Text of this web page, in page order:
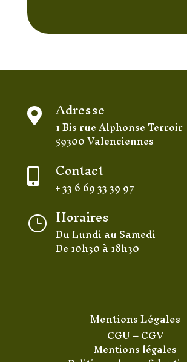
 Adresse
1 Bis rue Alphonse Terroir
59300 Valenciennes
 Contact
+ 33 6 69 33 39 97
} Horaires
Du Lundi au Samedi
De 10h30 à 18h30
Mentions Légales
CGU–CGV
Mentions légales